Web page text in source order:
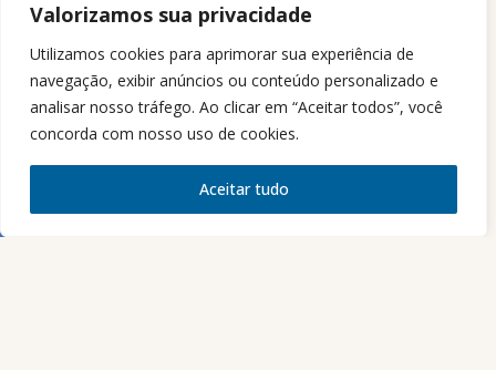
Valorizamos sua privacidade
Utilizamos cookies para aprimorar sua experiência de
navegação, exibir anúncios ou conteúdo personalizado e
analisar nosso tráfego. Ao clicar em “Aceitar todos”, você
concorda com nosso uso de cookies.
Aceitar tudo
comunicacao@cren.org.br